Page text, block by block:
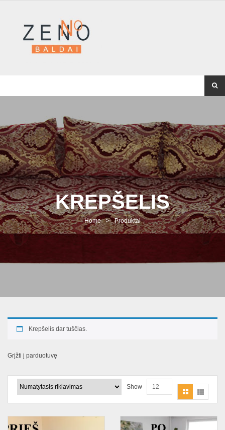
KREPŠELIS
Home > Produktai
Krepšelis dar tuščias.
Grįžti į parduotuvę
Show 12